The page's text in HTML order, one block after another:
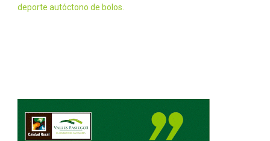
deporte autóctono de bolos.